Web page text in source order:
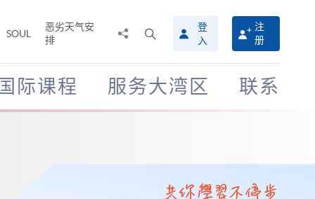
SOUL
恶劣天气安
排
搜
寻
介
面
登
入
注
册
际课程 服务大湾区 联系